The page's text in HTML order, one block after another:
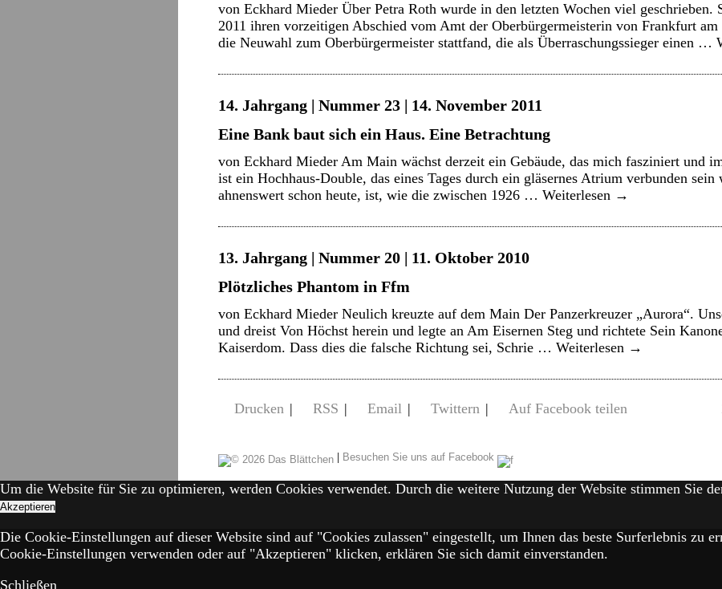
von Eckhard Mieder Über Petra Roth wurde in den letzten Wochen viel geschrieben.
2011 ihren vorzeitigen Abschied vom Amt der Oberbürgermeisterin von Frankfurt
die Neuwahl zum Oberbürgermeister stattfand, die als Überraschungssieger einen …
14. Jahrgang | Nummer 23 | 14. November 2011
Eine Bank baut sich ein Haus. Eine Betrachtung
von Eckhard Mieder Am Main wächst derzeit ein Gebäude, das mich fasziniert und
ist ein Hochhaus-Double, das eines Tages durch ein gläsernes Atrium verbunden
ahnenswert schon heute, ist, wie die zwischen 1926 … Weiterlesen →
13. Jahrgang | Nummer 20 | 11. Oktober 2010
Plötzliches Phantom in Ffm
von Eckhard Mieder Neulich kreuzte auf dem Main Der Panzerkreuzer „Aurora“.
und dreist Von Höchst herein und legte an Am Eisernen Steg und richtete Sein
Kaiserdom. Dass dies die falsche Richtung sei, Schrie … Weiterlesen →
Drucken | RSS | Email | Twittern | Auf Facebook teilen
| Besuchen Sie uns auf Facebook
Um die Website für Sie zu optimieren, werden Cookies verwendet. Durch die weitere Nutzung der Website stimmen Sie
Akzeptieren
Die Cookie-Einstellungen auf dieser Website sind auf "Cookies zulassen" eingestellt, um Ihnen das beste Surferlebnis zu
Cookie-Einstellungen verwenden oder auf "Akzeptieren" klicken, erklären Sie sich damit einverstanden.
Schließen